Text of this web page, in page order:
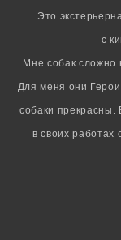
Это
с
Мне собак сложно
Для меня они
собаки
в своих работах